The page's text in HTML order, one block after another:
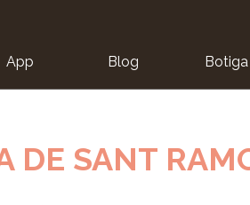
App Blog Botiga
DE SANT